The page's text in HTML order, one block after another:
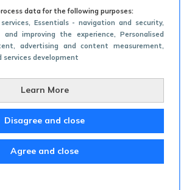
data for the following purposes:
, Essentials - navigation and security,
and improving the experience , Personalised
advertising and content measurement,
services development
Learn More
Disagree and close
Agree and close
axés sur le bien-être, la